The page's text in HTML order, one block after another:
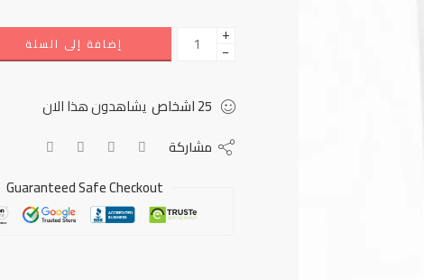
+
− إضافة إلى السلة
25اشخاص يشاهدون هذا الان
مشاركة
Guaranteed Safe Checkout